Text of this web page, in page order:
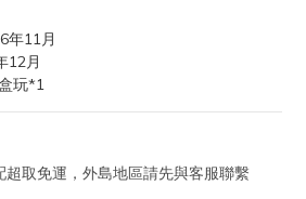
年11月
12月
玩*1
取免運，外島地區請先與客服聯繫